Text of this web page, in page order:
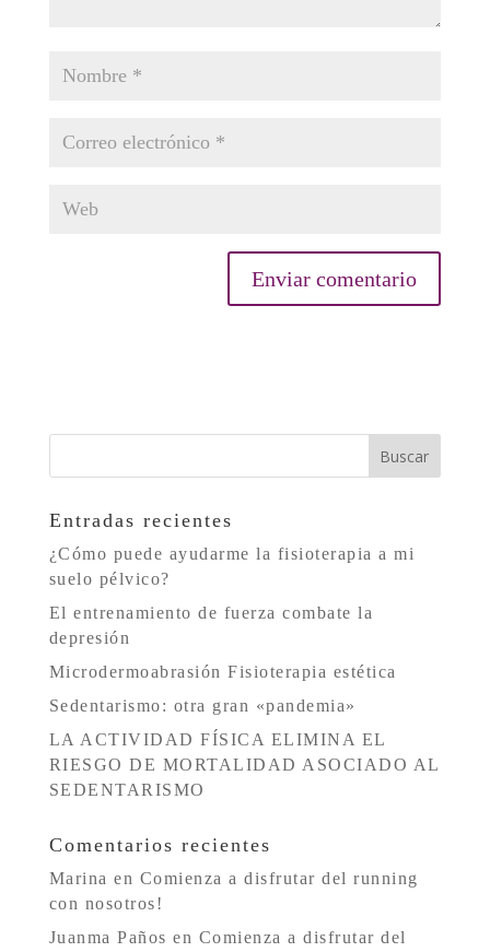
Entradas recientes
¿Cómo puede ayudarme la fisioterapia a mi
suelo pélvico?
El entrenamiento de fuerza combate la
depresión
Microdermoabrasión Fisioterapia estética
Sedentarismo: otra gran «pandemia»
LA ACTIVIDAD FÍSICA ELIMINA EL
RIESGO DE MORTALIDAD ASOCIADO AL
SEDENTARISMO
Comentarios recientes
Marina en Comienza a disfrutar del running
con nosotros!
Juanma Paños en Comienza a disfrutar del